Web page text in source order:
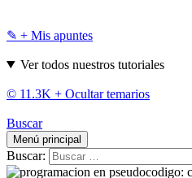
✎ + Mis apuntes
Ver todos nuestros tutoriales
© 11.3K + Ocultar temarios
Buscar
Menú principal
Buscar: